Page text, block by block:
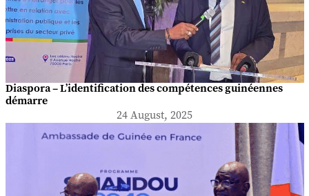
Diaspora – L’identification des compétences guinéennes
démarre
24 August, 2025